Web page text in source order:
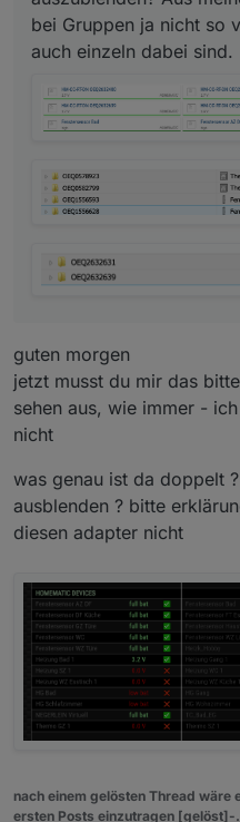
bei Gruppen ja nicht so
auch einzeln dabei sind.
guten morgen
jetzt musst du mir das
sehen aus, wie immer -
nicht
was genau ist da doppelt
ausblenden ? bitte
diesen adapter nicht
nach einem gelösten Thread
ersten Posts einzutragen [gelöst]-